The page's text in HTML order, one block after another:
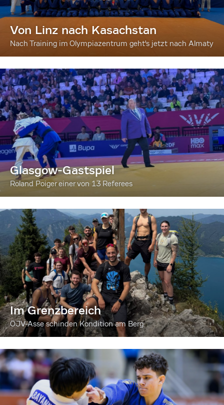
Von Linz nach Kasachstan
Nach Training im Olympiazentrum geht's jetzt nach Almaty
Glasgow-Gastspiel
Roland Poiger einer von 13 Referees
Im Grenzbereich
ÖJV-Asse schinden Kondition am Berg